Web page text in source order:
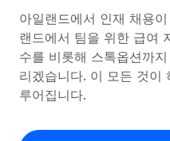
글로벌 급여
규정을 준수하며 급여 지
기록상 고용주(EOR)
법인 설립 비용 없이 전 세
글로벌 서비스 제공
국가별 정보
국가별 글로벌 채용 지원
미국 주별 정보
리소스
도구 및 계산기
오분류 리스크 평가 도
요금
한국어
아일랜드에서 인재 채용
랜드에서 팀을 위한 급여
수를 비롯해 스톡옵션까
리겠습니다. 이 모든 것이
루어집니다.